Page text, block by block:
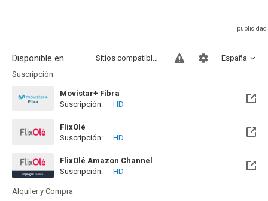
Disponible en... España
Sitios compatibles
Suscripción
Movistar+ Fibra
Disponible hasta el Vie, 01 Ene 2100 (Quedan 73 años)
Suscripción: HD
FlixOlé
Suscripción:
HD
FlixOlé Amazon Channel
Suscripción:
HD
Alquiler y Compra